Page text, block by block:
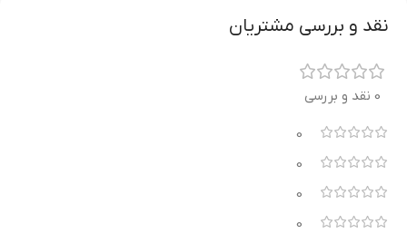
نقد و بررسی مشتریان
0 نقد و بررسی
0
0
0
0